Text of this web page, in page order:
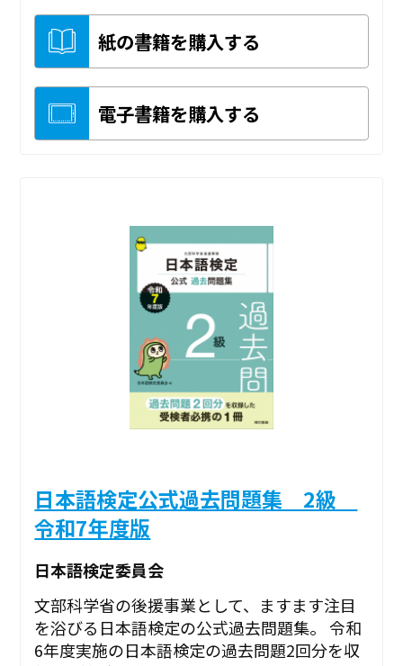
紙の書籍を購入する
電子書籍を購入する
日本語検定公式過去問題集 2級
令和7年度版
日本語検定委員会
文部科学省の後援事業として、ますます注目
を浴びる日本語検定の公式過去問題集。 令和
6年度実施の日本語検定の過去問題2回分を収